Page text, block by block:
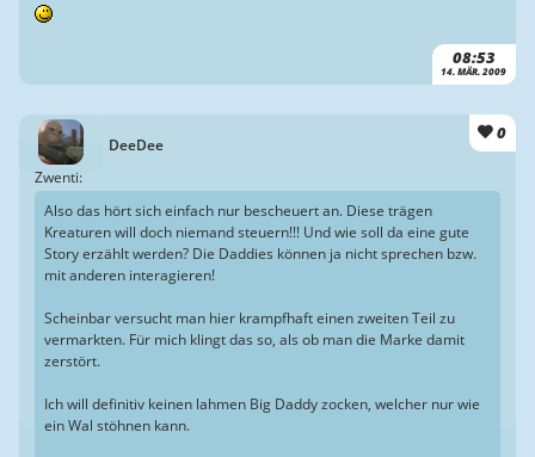
08:53
14. MÄR. 2009
DeeDee
0
Zwenti:
Also das hört sich einfach nur bescheuert an. Diese trägen
Kreaturen will doch niemand steuern!!! Und wie soll da eine gute
Story erzählt werden? Die Daddies können ja nicht sprechen bzw.
mit anderen interagieren!
Scheinbar versucht man hier krampfhaft einen zweiten Teil zu
vermarkten. Für mich klingt das so, als ob man die Marke damit
zerstört.
Ich will definitiv keinen lahmen Big Daddy zocken, welcher nur wie
ein Wal stöhnen kann.